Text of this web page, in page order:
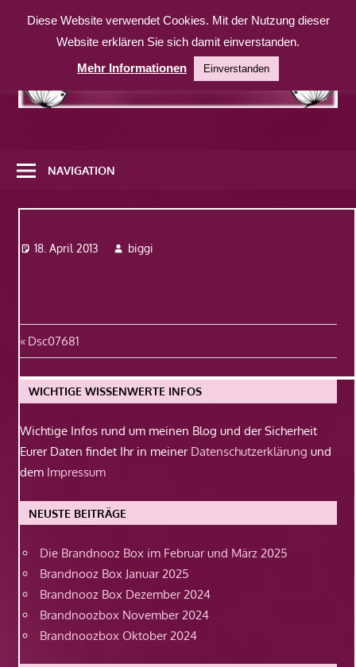
Inhalt
weitere
Website
NAVIGATION
18. April 2013 biggi
Beitragsnavigation
Vorheriger
Beitrag:
Dsc07681
WICHTIGE WISSENWERTE INFOS
Wichtige Infos rund um meinen Blog und der Sicherheit
Eurer Daten findet Ihr in meiner Datenschutzerklärung und
dem Impressum
NEUSTE BEITRÄGE
Die Brandnooz Box im Februar und März 2025
Brandnooz Box Januar 2025
Brandnooz Box Dezember 2024
Brandnoozbox November 2024
Brandnoozbox Oktober 2024
Diese Website verwendet Cookies. Mit der Nutzung dieser
Website erklären Sie sich damit einverstanden.
Mehr Informationen
Einverstanden